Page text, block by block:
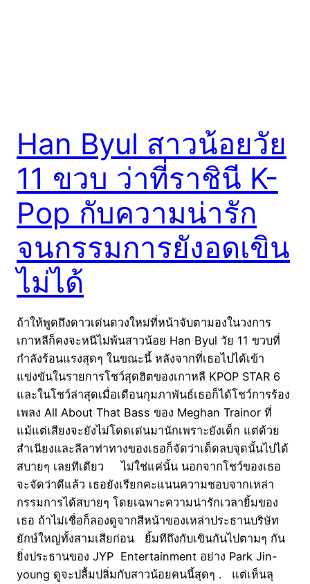
Han Byul สาวน้อยวัย
11 ขวบ ว่าที่ราชินี K-
Pop กับความน่ารัก
จนกรรมการยังอดเขิน
ไม่ได้
ถ้าให้พูดถึงดาวเด่นดวงใหม่ที่หน้าจับตามองในวงการ
เกาหลีก็คงจะหนีไม่พ้นสาวน้อย Han Byul วัย 11 ขวบที่
กำลังร้อนแรงสุดๆ ในขณะนี้ หลังจากที่เธอไปได้เข้า
แข่งขันในรายการโชว์สุดฮิตของเกาหลี KPOP STAR 6
และในโชว์ล่าสุดเมื่อเดือนกุมภาพันธ์เธอก็ได้โชว์การร้อง
เพลง All About That Bass ของ Meghan Trainor ที่
แม้แต่เสียงจะยังไม่โดดเด่นมานักเพราะยังเด็ก แต่ด้วย
สำเนียงและลีลาท่าทางของเธอก็จัดว่าเด็ดลบจุดนั้นไปได้
สบายๆ เลยทีเดียว ไม่ใช่แค่นั้น นอกจากโชว์ของเธอ
จะจัดว่าดีแล้ว เธอยังเรียกคะแนนความชอบจากเหล่า
กรรมการได้สบายๆ โดยเฉพาะความน่ารักเวลายิ้มของ
เธอ ถ้าไม่เชื่อก็ลองดูจากสีหน้าของเหล่าประธานบริษัท
ยักษ์ใหญ่ทั้งสามเสียก่อน ยิ้มทีถึงกับเขินกันไปตามๆ กัน
ยิ่งประธานของ JYP Entertainment อย่าง Park Jin-
young ดูจะปลื้มปลิ่มกับสาวน้อยคนนี้สุดๆ . แต่เห็นลุ